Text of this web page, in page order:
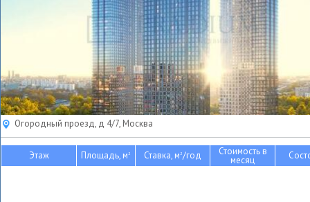
Огородный проезд, д 4/7, Москва
Этаж Площадь, м2 Ставка, м2/год Стоимость в
месяц